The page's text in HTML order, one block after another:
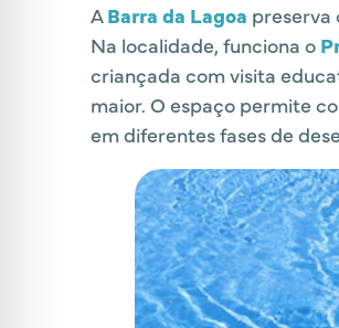
ABarra da Lagoa preserva
Na localidade, funciona o
criançada com visita
maior. O espaço permite
em diferentes fases de